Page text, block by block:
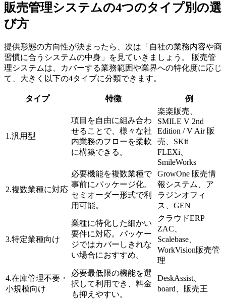
販売管理システムの4つのタイプ別の選
び方
提供形態の方向性が決まったら、次は「自社の業務内容や商
習慣に合うシステムの中身」を見ていきましょう。 販売管
理システムは、カバーする業務範囲や業界への特化度に応じ
て、大きく以下の4タイプに分類できます。
タイプ 特徴 例
1.汎用型
項目を自由に組み合わ
せることで、様々な社
内業務のフローを柔軟
に構築できる。
楽楽販売、
SMILE V 2nd
Edition / V Air 販
売、SKit
FLEXi、
SmileWorks
2.複数業種に対応
必要機能を複数業種で
事前にパッケージ化。
セミオーダー形式で利
用可能。
GrowOne 販売情
報システム、ア
ラジンオフィ
ス、GEN
3.特定業種向け
業種に特化した細かい
要件に対応。パッケー
ジではカバーしきれな
い場合におすすめ。
クラウドERP
ZAC、
Scalebase、
WorkVision販売管
理
4.在庫管理不要・
小規模向け
必要最低限の機能を選
択して利用でき、料金
も抑えやすい。
DeskAssist、
board、販売王